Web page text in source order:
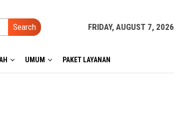
Search FRIDAY, AUGUST 7, 2026
UMUM PAKET LAYANAN